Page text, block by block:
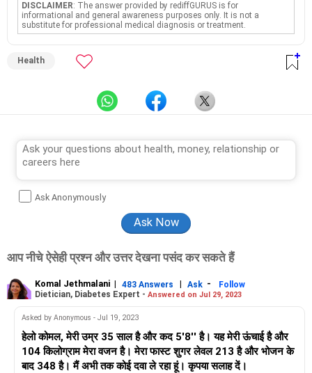
DISCLAIMER: The answer provided by rediffGURUS is for
informational and general awareness purposes only. It is not a
substitute for professional medical diagnosis or treatment.
Health
Ask Anonymously
आप नीचे ऐसेही प्रश्न और उत्तर देखना पसंद कर सकते हैं
Komal Jethmalani | 483 Answers | Ask -
Follow
Dietician, Diabetes Expert - Answered on Jul 29, 2023
Asked by Anonymous - Jul 19, 2023
हेलो कोमल, मेरी उम्र 35 साल है और कद 5'8'' है। यह मेरी ऊंचाई है और
104 किलोग्राम मेरा वजन है। मेरा फास्ट शुगर लेवल 213 है और भोजन के
बाद 348 है। मैं अभी तक कोई दवा ले रहा हूं। कृपया सलाह दें।